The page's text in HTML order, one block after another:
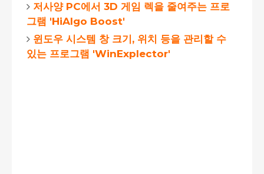
저사양 PC에서 3D 게임 렉을 줄여주는 프로
그램 'HiAlgo Boost'
윈도우 시스템 창 크기, 위치 등을 관리할 수
있는 프로그램 'WinExplector'